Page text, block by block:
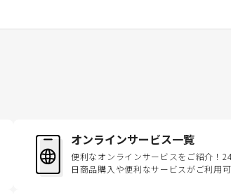
オンラインサービス一覧
便利なオンラインサービスをご紹介！
日商品購入や便利なサービスがご利用可